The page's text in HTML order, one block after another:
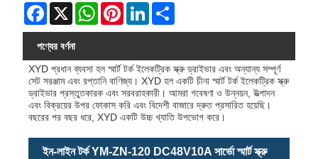
Facebook
X WhatsAppPinterestLinkedIn
পণ্যের বর্ণনা
XYD প্রধান ব্যবসা হল স্মার্ট টর্ক ইলেকট্রিক স্ক্রু ড্রাইভার এবং অন্যান্য সম্পূর্ণ
সেট সরঞ্জাম এবং রপ্তানি বাণিজ্য। XYD হল একটি চীনা স্মার্ট টর্ক ইলেকট্রিক স্ক্রু
ড্রাইভার প্রস্তুতকারক এবং সরবরাহকারী। আমরা গবেষণা ও উন্নয়ন, উত্পাদন
এবং বিক্রয়ের উপর ফোকাস করি এবং বিদেশী বাজারে দ্রুত প্রসারিত হয়েছি।
বছরের পর বছর ধরে, XYD একটি উচ্চ খ্যাতি উপভোগ করে।
ইন-লাইন টর্ক YM-ZN-120 DC48V10A সার্ভো স্মার্ট স্ক্রু